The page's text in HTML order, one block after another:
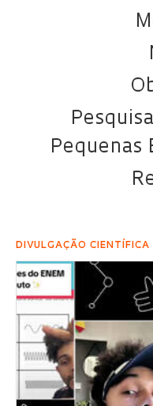
Pequenas
DIVULGAÇÃO CIENTÍFICA